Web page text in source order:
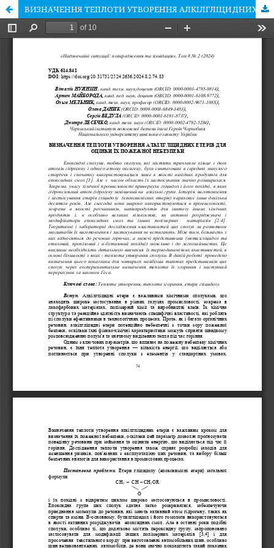
ВИЗНАЧЕННЯ ТЕПЛОТИ УТВОРЕННЯ АЛКІЛГЛІЦИДНИХ ЕТЕРІВ ДЛЯ ОЦІНКИ ЇХ ПОЖЕЖНОЇ НЕБЕЗПЕКИ